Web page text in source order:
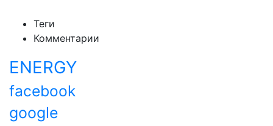
Теги
Комментарии
ENERGY
facebook
google